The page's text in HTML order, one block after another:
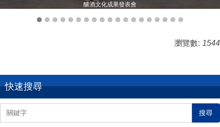
釀酒文化成果發表會
瀏覽數: 1544
快速搜尋
搜尋